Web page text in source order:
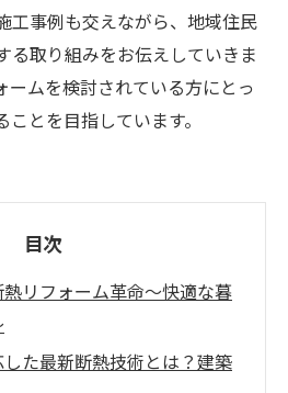
工事例も交えながら、地域住民
る取り組みをお伝えしていきま
ームを検討されている方にとっ
とを目指しています。
目次
リフォーム革命～快適な暮
た最新断熱技術とは？建築